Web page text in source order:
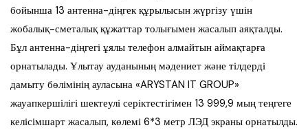
бойынша 13 антенна-діңгек құрылысын жүргізу үшін
жобалық-сметалық құжаттар толығымен жасалып аяқталды.
Бұл антенна-діңгегі ұялы телефон алмайтын аймақтарға
орнатылады. Ұлытау ауданының мәдениет және тілдерді
дамыту бөлімінің ауласына «ARYSTAN IT GROUP»
жауапкершілігі шектеулі серіктестігімен 13 999,9 мың теңгеге
келісімшарт жасалып, көлемі 6*3 метр ЛЭД экраны орнатылды.